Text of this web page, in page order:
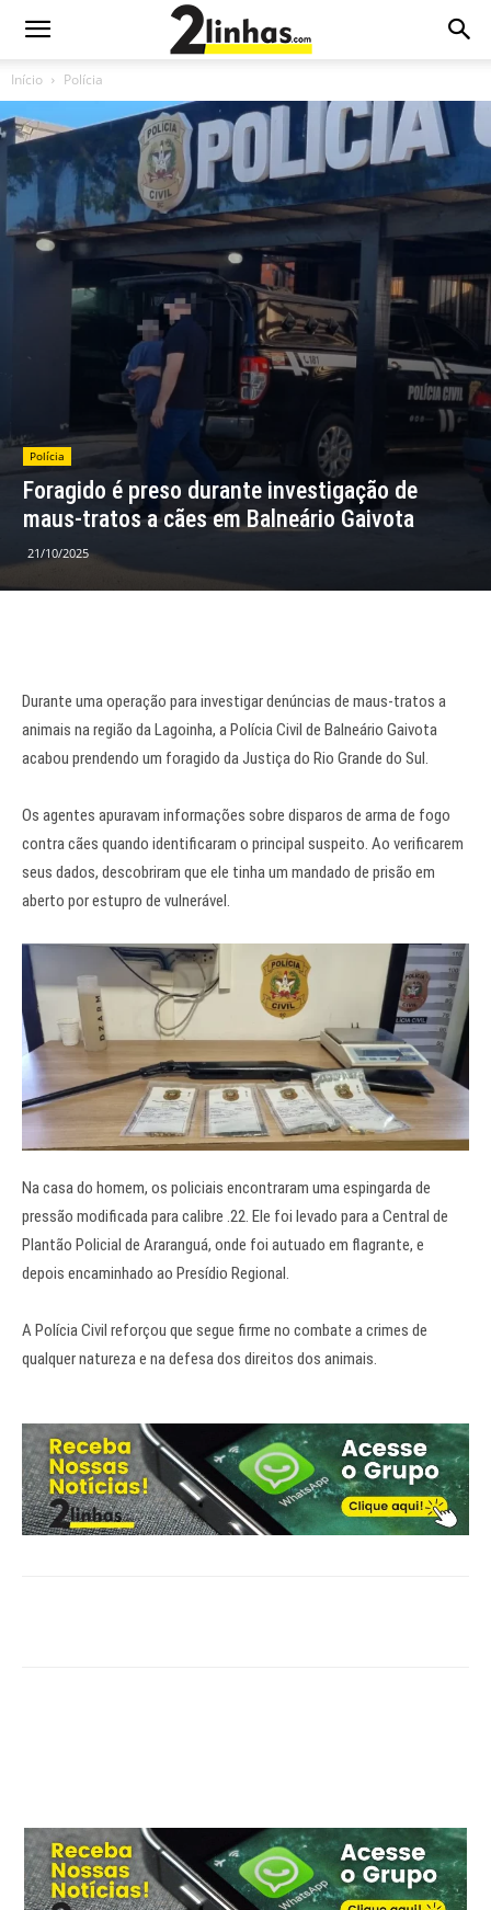
Início Polícia
Polícia
Foragido é preso durante investigação de
maus-tratos a cães em Balneário Gaivota
21/10/2025
Durante uma operação para investigar denúncias de maus-tratos a
animais na região da Lagoinha, a Polícia Civil de Balneário Gaivota
acabou prendendo um foragido da Justiça do Rio Grande do Sul.
Os agentes apuravam informações sobre disparos de arma de fogo
contra cães quando identificaram o principal suspeito. Ao verificarem
seus dados, descobriram que ele tinha um mandado de prisão em
aberto por estupro de vulnerável.
Na casa do homem, os policiais encontraram uma espingarda de
pressão modificada para calibre .22. Ele foi levado para a Central de
Plantão Policial de Araranguá, onde foi autuado em flagrante, e
depois encaminhado ao Presídio Regional.
A Polícia Civil reforçou que segue firme no combate a crimes de
qualquer natureza e na defesa dos direitos dos animais.